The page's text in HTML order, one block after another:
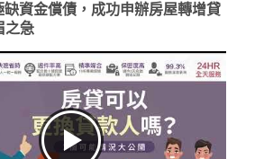
缺資金償債，成功申辦房屋轉增貸
之急